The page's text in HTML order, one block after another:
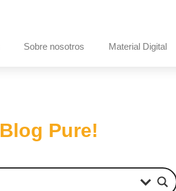
Sobre nosotros Material Digital
Blog Pure!